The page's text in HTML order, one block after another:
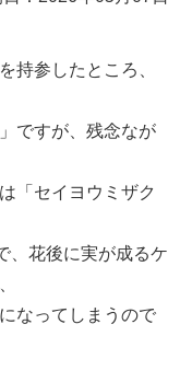
持参したところ、
ですが、残念なが
「セイヨウミザク
、花後に実が成るケ
なってしまうので